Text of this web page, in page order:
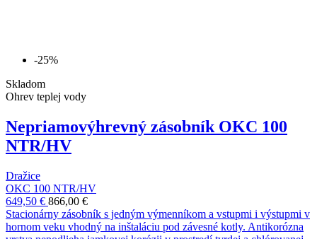
-25%
Skladom
Ohrev teplej vody
Nepriamovýhrevný zásobník OKC 100
NTR/HV
Dražice
OKC 100 NTR/HV
649,50 € 866,00 €
Stacionárny zásobník s jedným výmenníkom a vstupmi i výstupmi v
hornom veku vhodný na inštaláciu pod závesné kotly. Antikorózna